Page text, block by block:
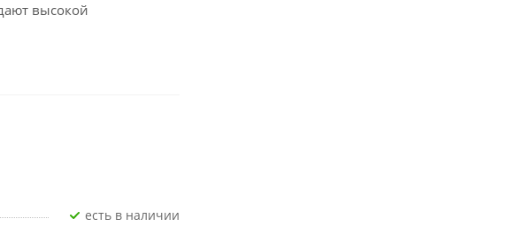
высокой
Есть в наличии